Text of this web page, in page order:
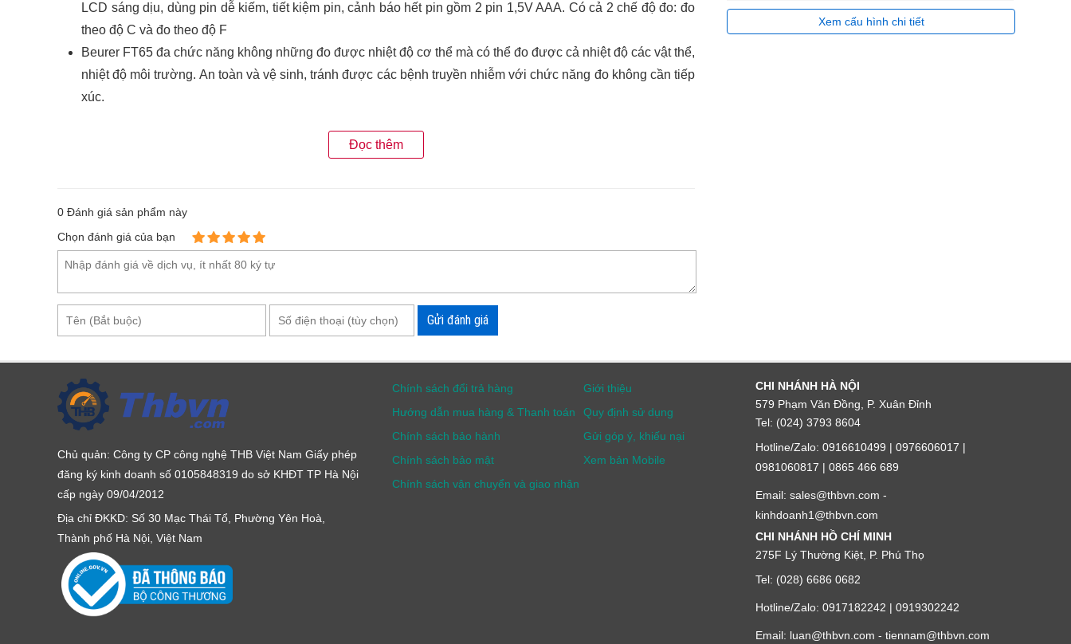
LCD sáng dịu, dùng pin dễ kiếm, tiết kiệm pin, cảnh báo hết pin gồm 2 pin 1,5V AAA. Có cả 2 chế độ đo: đo
theo độ C và đo theo độ F
Beurer FT65 đa chức năng không những đo được nhiệt độ cơ thể mà có thể đo được cả nhiệt độ các vật thể,
nhiệt độ môi trường. An toàn và vệ sinh, tránh được các bệnh truyền nhiễm với chức năng đo không cần tiếp
xúc.
Đọc thêm
0 Đánh giá sản phẩm này
Chọn đánh giá của bạn
Gửi đánh giá
Xem cấu hình chi tiết
Chủ quản: Công ty CP công nghệ THB Việt Nam Giấy phép
đăng ký kinh doanh số 0105848319 do sở KHĐT TP Hà Nội
cấp ngày 09/04/2012
Địa chỉ ĐKKD: Số 30 Mạc Thái Tổ, Phường Yên Hoà,
Thành phố Hà Nội, Việt Nam
Chính sách đổi trả hàng
Hướng dẫn mua hàng & Thanh toán
Chính sách bảo hành
Chính sách bảo mật
Chính sách vận chuyển và giao nhận
Giới thiệu
Quy định sử dụng
Gửi góp ý, khiếu nại
Xem bản Mobile
CHI NHÁNH HÀ NỘI
579 Phạm Văn Đồng, P. Xuân Đỉnh
Tel: (024) 3793 8604
Hotline/Zalo: 0916610499 | 0976606017 |
0981060817 | 0865 466 689
Email: sales@thbvn.com -
kinhdoanh1@thbvn.com
CHI NHÁNH HỒ CHÍ MINH
275F Lý Thường Kiệt, P. Phú Thọ
Tel: (028) 6686 0682
Hotline/Zalo: 0917182242 | 0919302242
Email: luan@thbvn.com - tiennam@thbvn.com